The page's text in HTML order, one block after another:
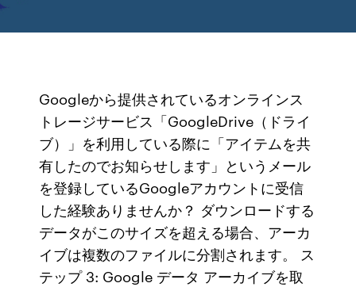
Googleから提供されているオンラインス
トレージサービス「GoogleDrive（ドライ
ブ）」を利用している際に「アイテムを共
有したのでお知らせします」というメール
を登録しているGoogleアカウントに受信
した経験ありませんか？ ダウンロードする
データがこのサイズを超える場合、アーカ
イブは複数のファイルに分割されます。 ス
テップ 3: Google データ アーカイブを取